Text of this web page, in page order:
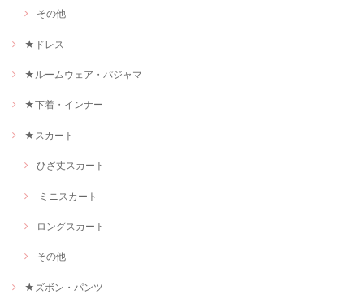
その他
★ドレス
★ルームウェア・パジャマ
★下着・インナー
★スカート
ひざ丈スカート
ミニスカート
ロングスカート
その他
★ズボン・パンツ